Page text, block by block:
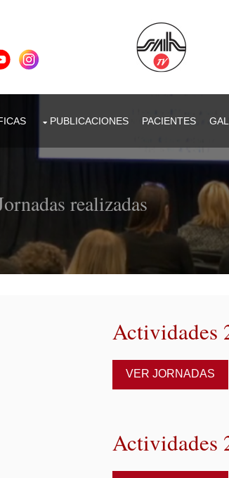
PUBLICACIONES PACIENTES
realizadas
Actividades
VER JORNADAS
Actividades